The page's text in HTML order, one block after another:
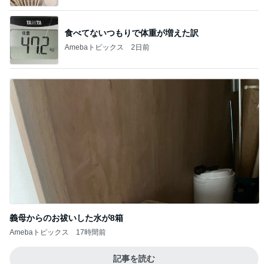
義母からのお祓いした水が8箱
Amebaトピックス
記事を読む
Amebaトピックス 1日前